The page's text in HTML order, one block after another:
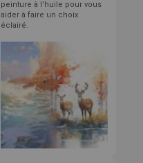
peinture à l'huile pour vous
aider à faire un choix
éclairé.